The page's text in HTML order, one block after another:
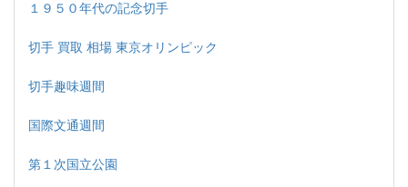
１９５０年代の記念切手
切手 買取 相場 東京オリンピック
切手趣味週間
国際文通週間
第１次国立公園